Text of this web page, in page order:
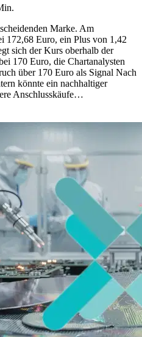
Marke. Am
172,68 Euro, ein Plus von 1,42
sich der Kurs oberhalb der
170 Euro, die Chartanalysten
über 170 Euro als Signal Nach
könnte ein nachhaltiger
Anschlusskäufe…